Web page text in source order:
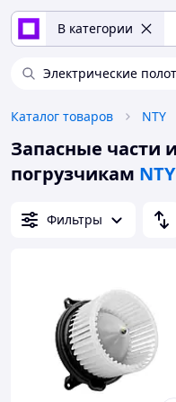
В категории
Электрические
Каталог товаров NTY
Запасные части
погрузчикам NTY
Фильтры